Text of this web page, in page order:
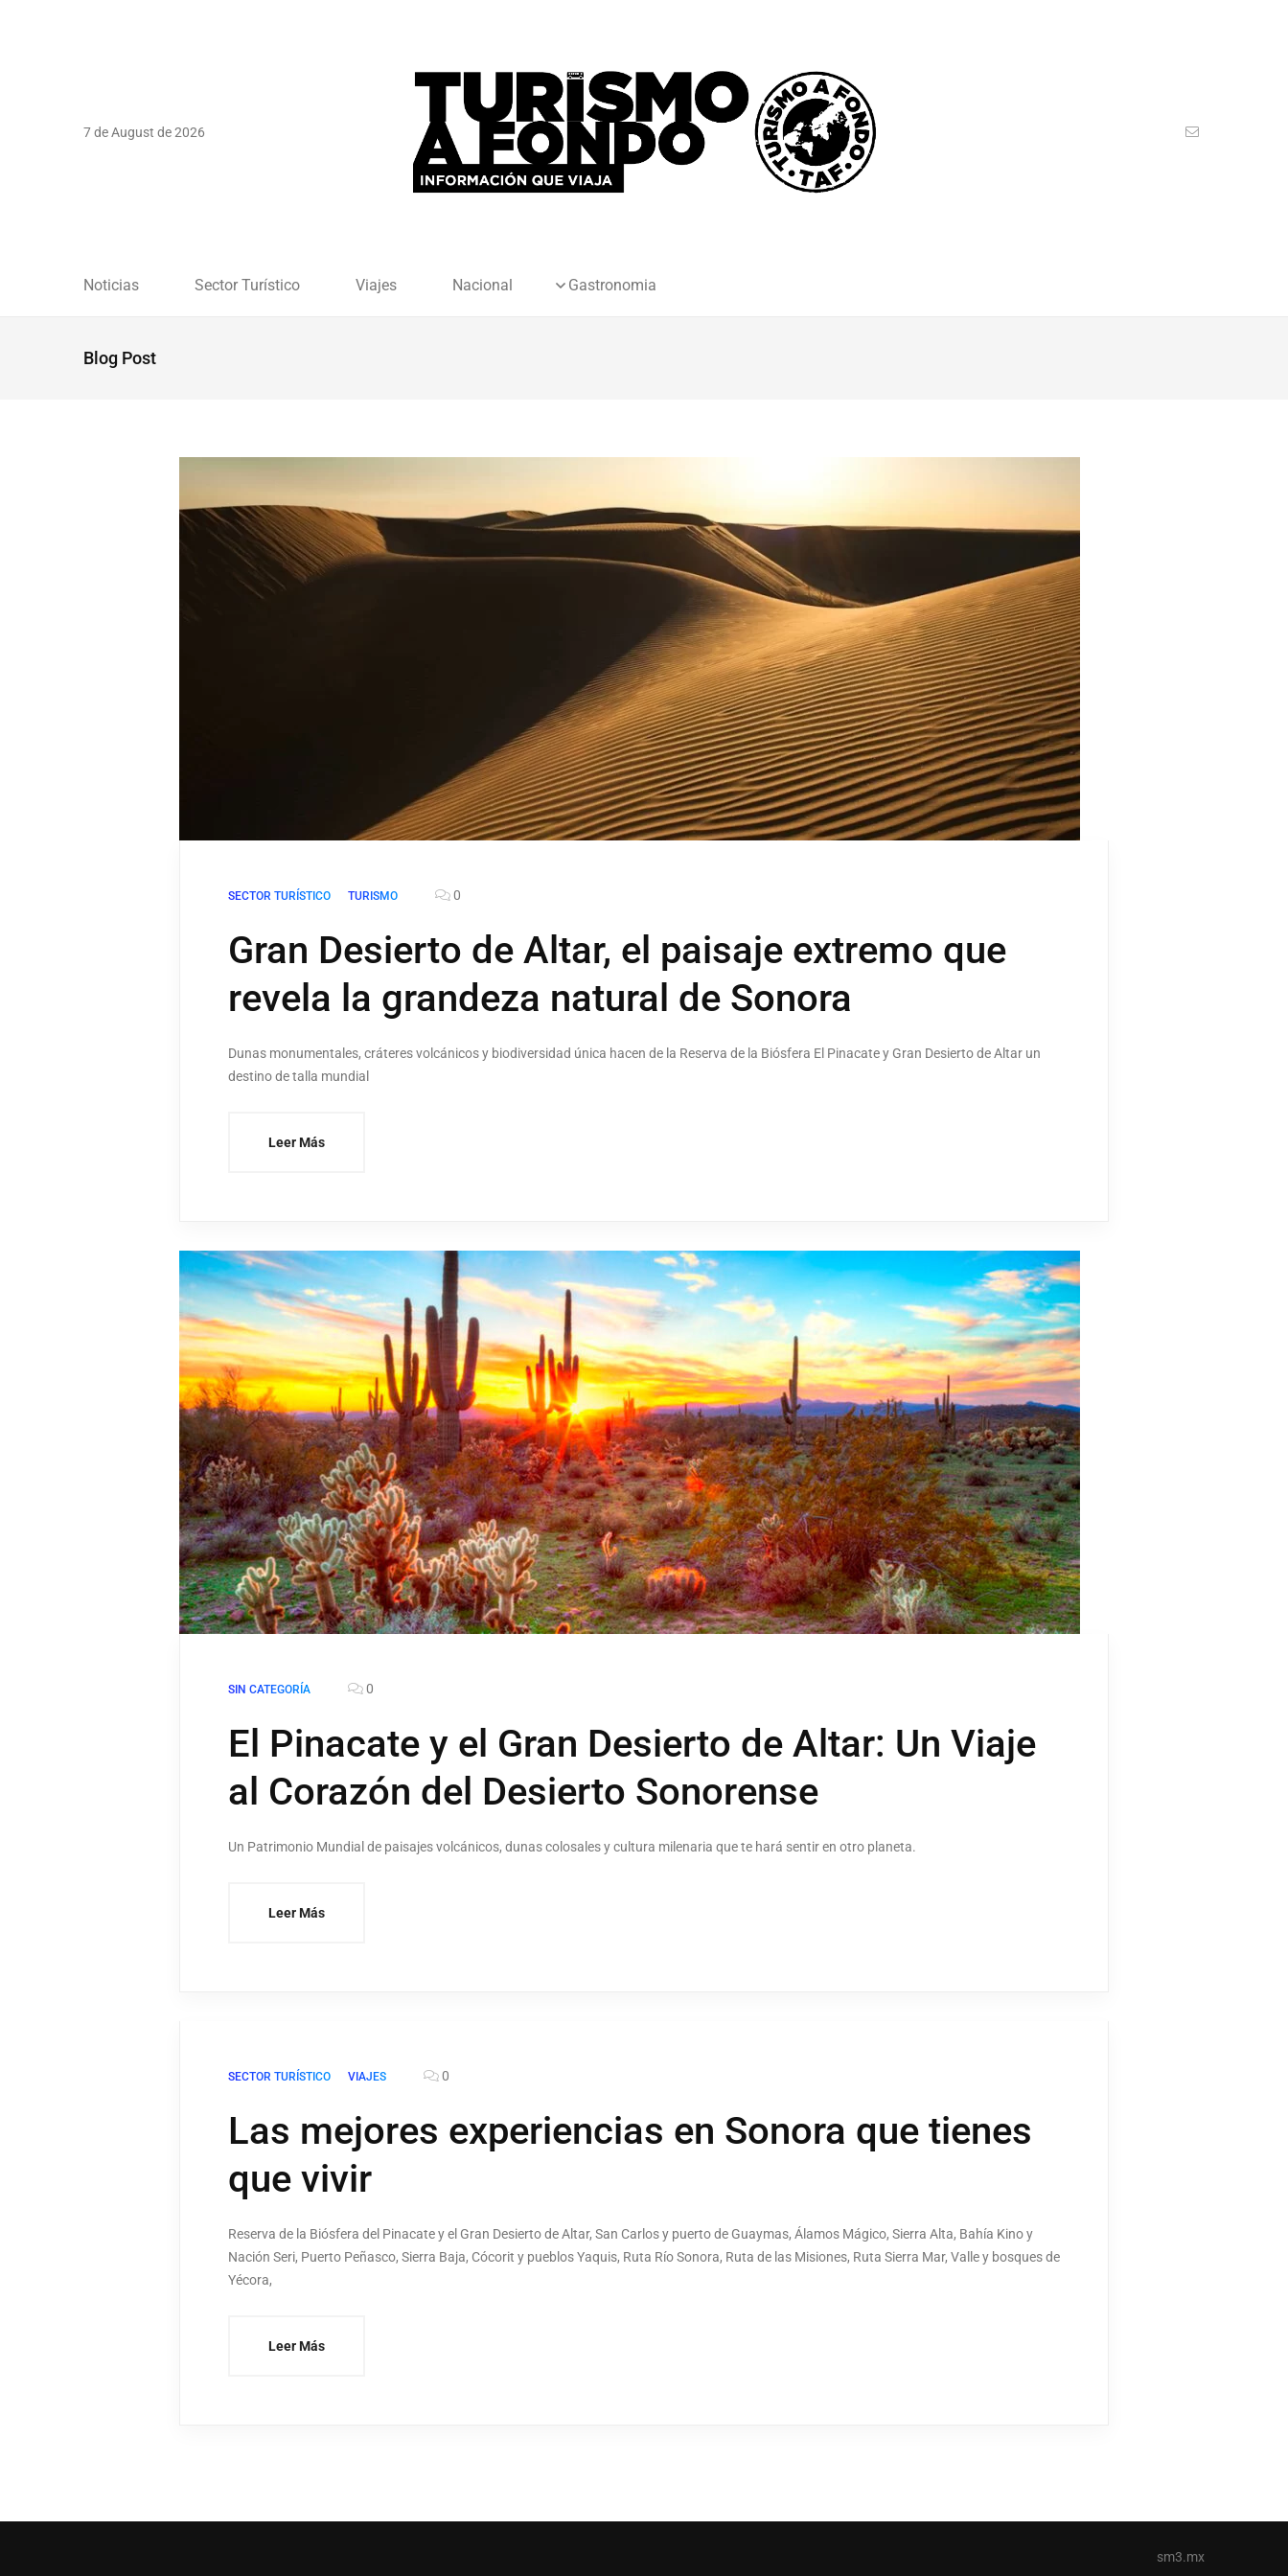
7 de August de 2026
Noticias Sector Turístico Viajes Nacional Gastronomia
Blog Post
SECTOR TURÍSTICO TURISMO 0
Gran Desierto de Altar, el paisaje extremo que
revela la grandeza natural de Sonora
Dunas monumentales, cráteres volcánicos y biodiversidad única hacen de la Reserva de la Biósfera El Pinacate y Gran Desierto de Altar un
destino de talla mundial
Leer Más
SIN CATEGORÍA 0
El Pinacate y el Gran Desierto de Altar: Un Viaje
al Corazón del Desierto Sonorense
Un Patrimonio Mundial de paisajes volcánicos, dunas colosales y cultura milenaria que te hará sentir en otro planeta.
Leer Más
SECTOR TURÍSTICO VIAJES 0
Las mejores experiencias en Sonora que tienes
que vivir
Reserva de la Biósfera del Pinacate y el Gran Desierto de Altar, San Carlos y puerto de Guaymas, Álamos Mágico, Sierra Alta, Bahía Kino y
Nación Seri, Puerto Peñasco, Sierra Baja, Cócorit y pueblos Yaquis, Ruta Río Sonora, Ruta de las Misiones, Ruta Sierra Mar, Valle y bosques de
Yécora,
Leer Más
sm3.mx